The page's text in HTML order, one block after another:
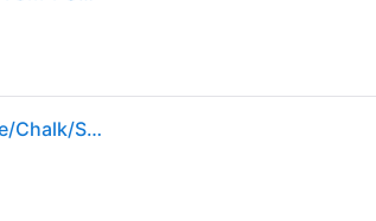
Damen-Laufschuhe Nike Vomero 18 ESS Summit White/Chalk/Sea Glass/White